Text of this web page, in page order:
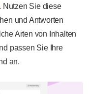
. Nutzen Sie diese
und Antworten
Arten von Inhalten
passen Sie Ihre
an.